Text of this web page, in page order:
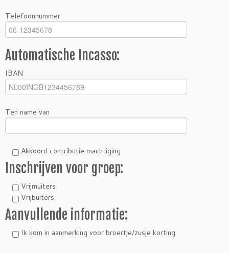
Telefoonnummer
Automatische Incasso:
IBAN
Ten name van
Akkoord contributie machtiging
Inschrijven voor groep:
Vrijmuiters
Vrijbuiters
Aanvullende informatie:
Ik kom in aanmerking voor broertje/zusje korting